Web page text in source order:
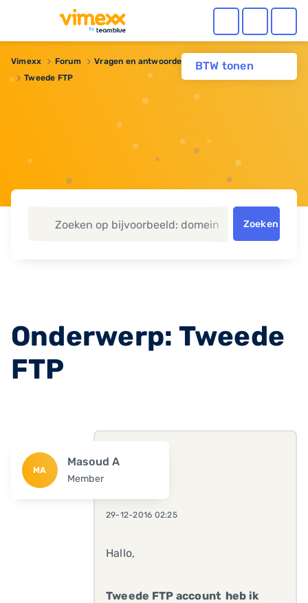
BTW tonen
Vimexx Forum Vragen en antwoorden
Webhosting
Tweede FTP
Zoeken
Onderwerp: Tweede
FTP
MA
Masoud A
Member
29-12-2016 02:25
Hallo,
Tweede FTP account heb ik